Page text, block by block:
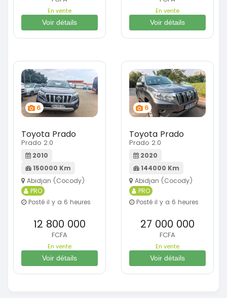
En vente
Voir détails
En vente
Voir détails
6
Toyota Prado
Prado 2.0
2010
150000 Km
Abidjan (Cocody)
PRO
Posté il y a 6 heures
12 800 000
FCFA
En vente
Voir détails
6
Toyota Prado
Prado 2.0
2020
144000 Km
Abidjan (Cocody)
PRO
Posté il y a 6 heures
27 000 000
FCFA
En vente
Voir détails